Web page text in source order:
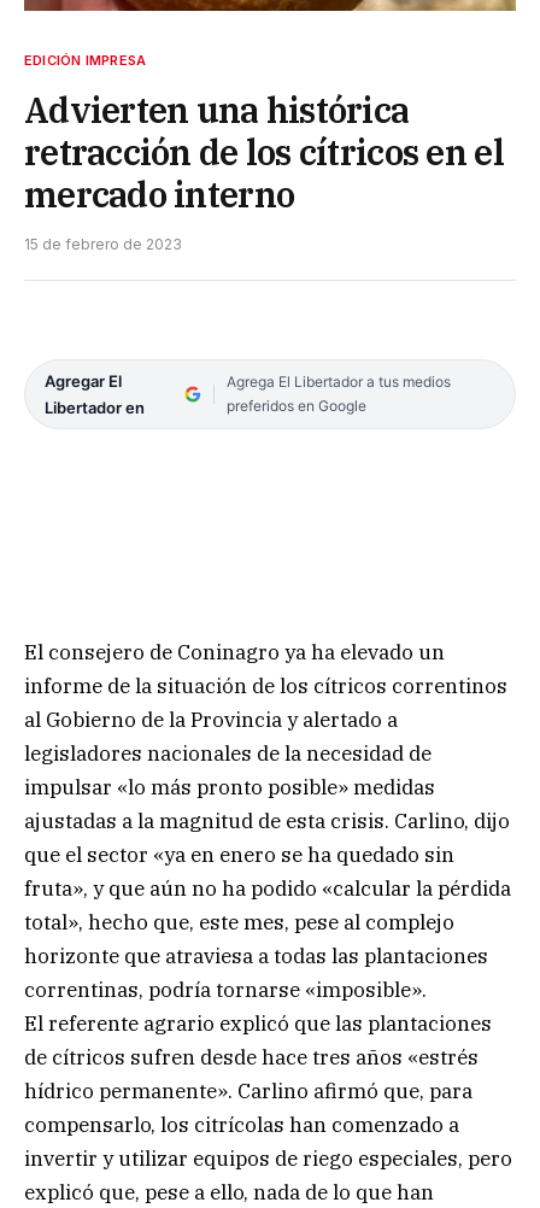
EDICIÓN IMPRESA
Advierten una histórica
retracción de los cítricos en el
mercado interno
15 de febrero de 2023
Agregar El
Libertador en
Agrega El Libertador a tus medios
preferidos en Google
El consejero de Coninagro ya ha elevado un
informe de la situación de los cítricos correntinos
al Gobierno de la Provincia y alertado a
legisladores nacionales de la necesidad de
impulsar «lo más pronto posible» medidas
ajustadas a la magnitud de esta crisis. Carlino, dijo
que el sector «ya en enero se ha quedado sin
fruta», y que aún no ha podido «calcular la pérdida
total», hecho que, este mes, pese al complejo
horizonte que atraviesa a todas las plantaciones
correntinas, podría tornarse «imposible».
El referente agrario explicó que las plantaciones
de cítricos sufren desde hace tres años «estrés
hídrico permanente». Carlino afirmó que, para
compensarlo, los citrícolas han comenzado a
invertir y utilizar equipos de riego especiales, pero
explicó que, pese a ello, nada de lo que han